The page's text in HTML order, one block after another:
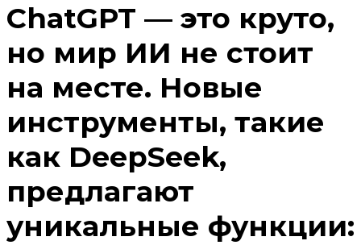
ChatGPT — это круто,
но мир ИИ не стоит
на месте. Новые
инструменты, такие
как DeepSeek,
предлагают
уникальные функции: